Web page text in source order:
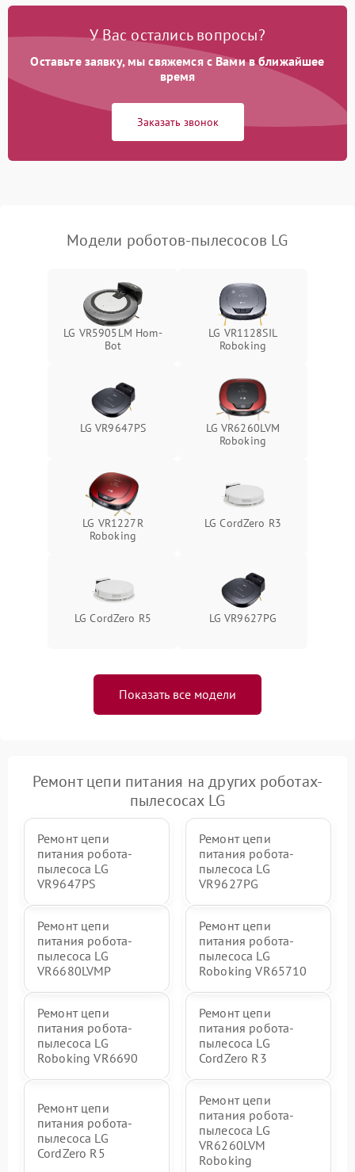
У Вас остались вопросы?
Оставьте заявку, мы свяжемся с Вами в ближайшее
время
Заказать звонок
Модели роботов-пылесосов LG
LG VR5905LM Hom-
Bot
LG VR1128SIL
Roboking
LG VR9647PS
LG VR6260LVM
Roboking
LG VR1227R
Roboking
LG CordZero R3
LG CordZero R5 LG VR9627PG
Показать все модели
Ремонт цепи питания на других роботах-
пылесосах LG
Ремонт цепи
питания робота-
пылесоса LG
VR9647PS
Ремонт цепи
питания робота-
пылесоса LG
VR9627PG
Ремонт цепи
питания робота-
пылесоса LG
VR6680LVMP
Ремонт цепи
питания робота-
пылесоса LG
Roboking VR65710
Ремонт цепи
питания робота-
пылесоса LG
Roboking VR6690
Ремонт цепи
питания робота-
пылесоса LG
CordZero R3
Ремонт цепи
питания робота-
пылесоса LG
CordZero R5
Ремонт цепи
питания робота-
пылесоса LG
VR6260LVM
Roboking